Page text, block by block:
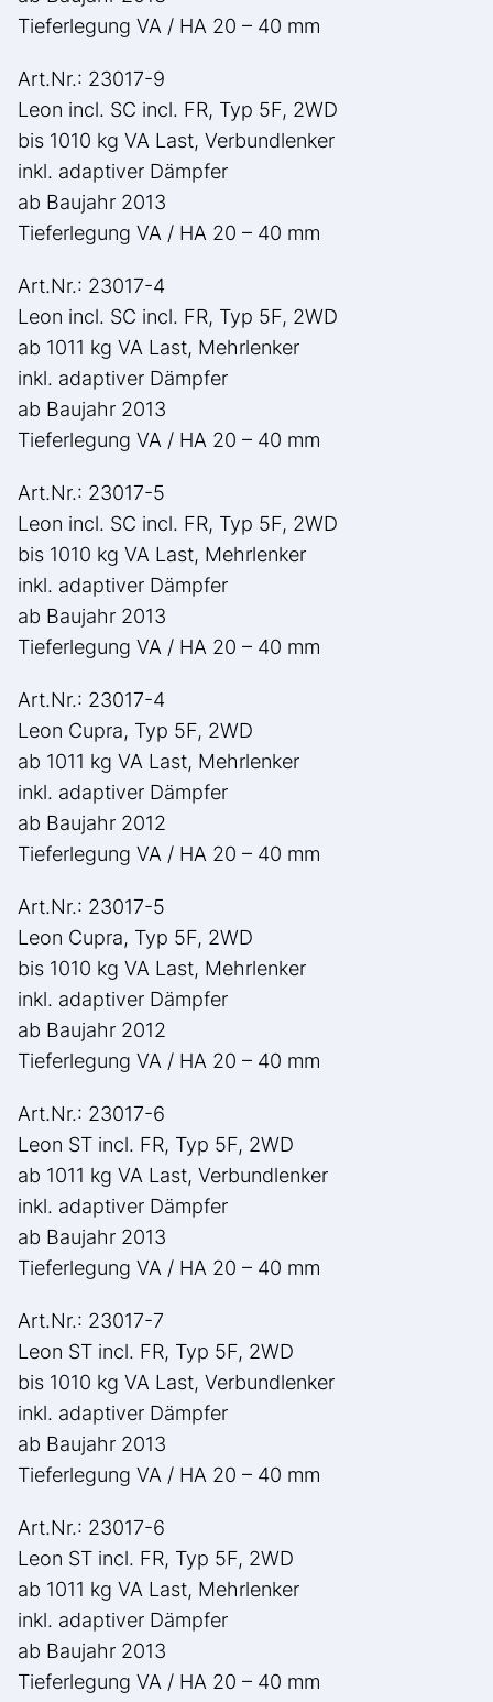
Tieferlegung VA / HA 20 – 40 mm
Art.Nr.: 23017-9
Leon incl. SC incl. FR, Typ 5F, 2WD
bis 1010 kg VA Last, Verbundlenker
inkl. adaptiver Dämpfer
ab Baujahr 2013
Tieferlegung VA / HA 20 – 40 mm
Art.Nr.: 23017-4
Leon incl. SC incl. FR, Typ 5F, 2WD
ab 1011 kg VA Last, Mehrlenker
inkl. adaptiver Dämpfer
ab Baujahr 2013
Tieferlegung VA / HA 20 – 40 mm
Art.Nr.: 23017-5
Leon incl. SC incl. FR, Typ 5F, 2WD
bis 1010 kg VA Last, Mehrlenker
inkl. adaptiver Dämpfer
ab Baujahr 2013
Tieferlegung VA / HA 20 – 40 mm
Art.Nr.: 23017-4
Leon Cupra, Typ 5F, 2WD
ab 1011 kg VA Last, Mehrlenker
inkl. adaptiver Dämpfer
ab Baujahr 2012
Tieferlegung VA / HA 20 – 40 mm
Art.Nr.: 23017-5
Leon Cupra, Typ 5F, 2WD
bis 1010 kg VA Last, Mehrlenker
inkl. adaptiver Dämpfer
ab Baujahr 2012
Tieferlegung VA / HA 20 – 40 mm
Art.Nr.: 23017-6
Leon ST incl. FR, Typ 5F, 2WD
ab 1011 kg VA Last, Verbundlenker
inkl. adaptiver Dämpfer
ab Baujahr 2013
Tieferlegung VA / HA 20 – 40 mm
Art.Nr.: 23017-7
Leon ST incl. FR, Typ 5F, 2WD
bis 1010 kg VA Last, Verbundlenker
inkl. adaptiver Dämpfer
ab Baujahr 2013
Tieferlegung VA / HA 20 – 40 mm
Art.Nr.: 23017-6
Leon ST incl. FR, Typ 5F, 2WD
ab 1011 kg VA Last, Mehrlenker
inkl. adaptiver Dämpfer
ab Baujahr 2013
Tieferlegung VA / HA 20 – 40 mm